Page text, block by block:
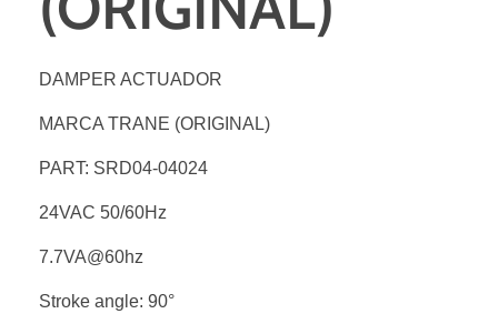
DAMPER ACTUADOR
MARCA TRANE (ORIGINAL)
PART: SRD04-04024
24VAC 50/60Hz
7.7VA@60hz
Stroke angle: 90°